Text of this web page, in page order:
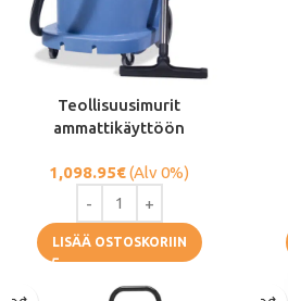
Teollisuusimurit
ammattikäyttöön
1,098.95€(Alv 0%)
LISÄÄ OSTOSKORIIN